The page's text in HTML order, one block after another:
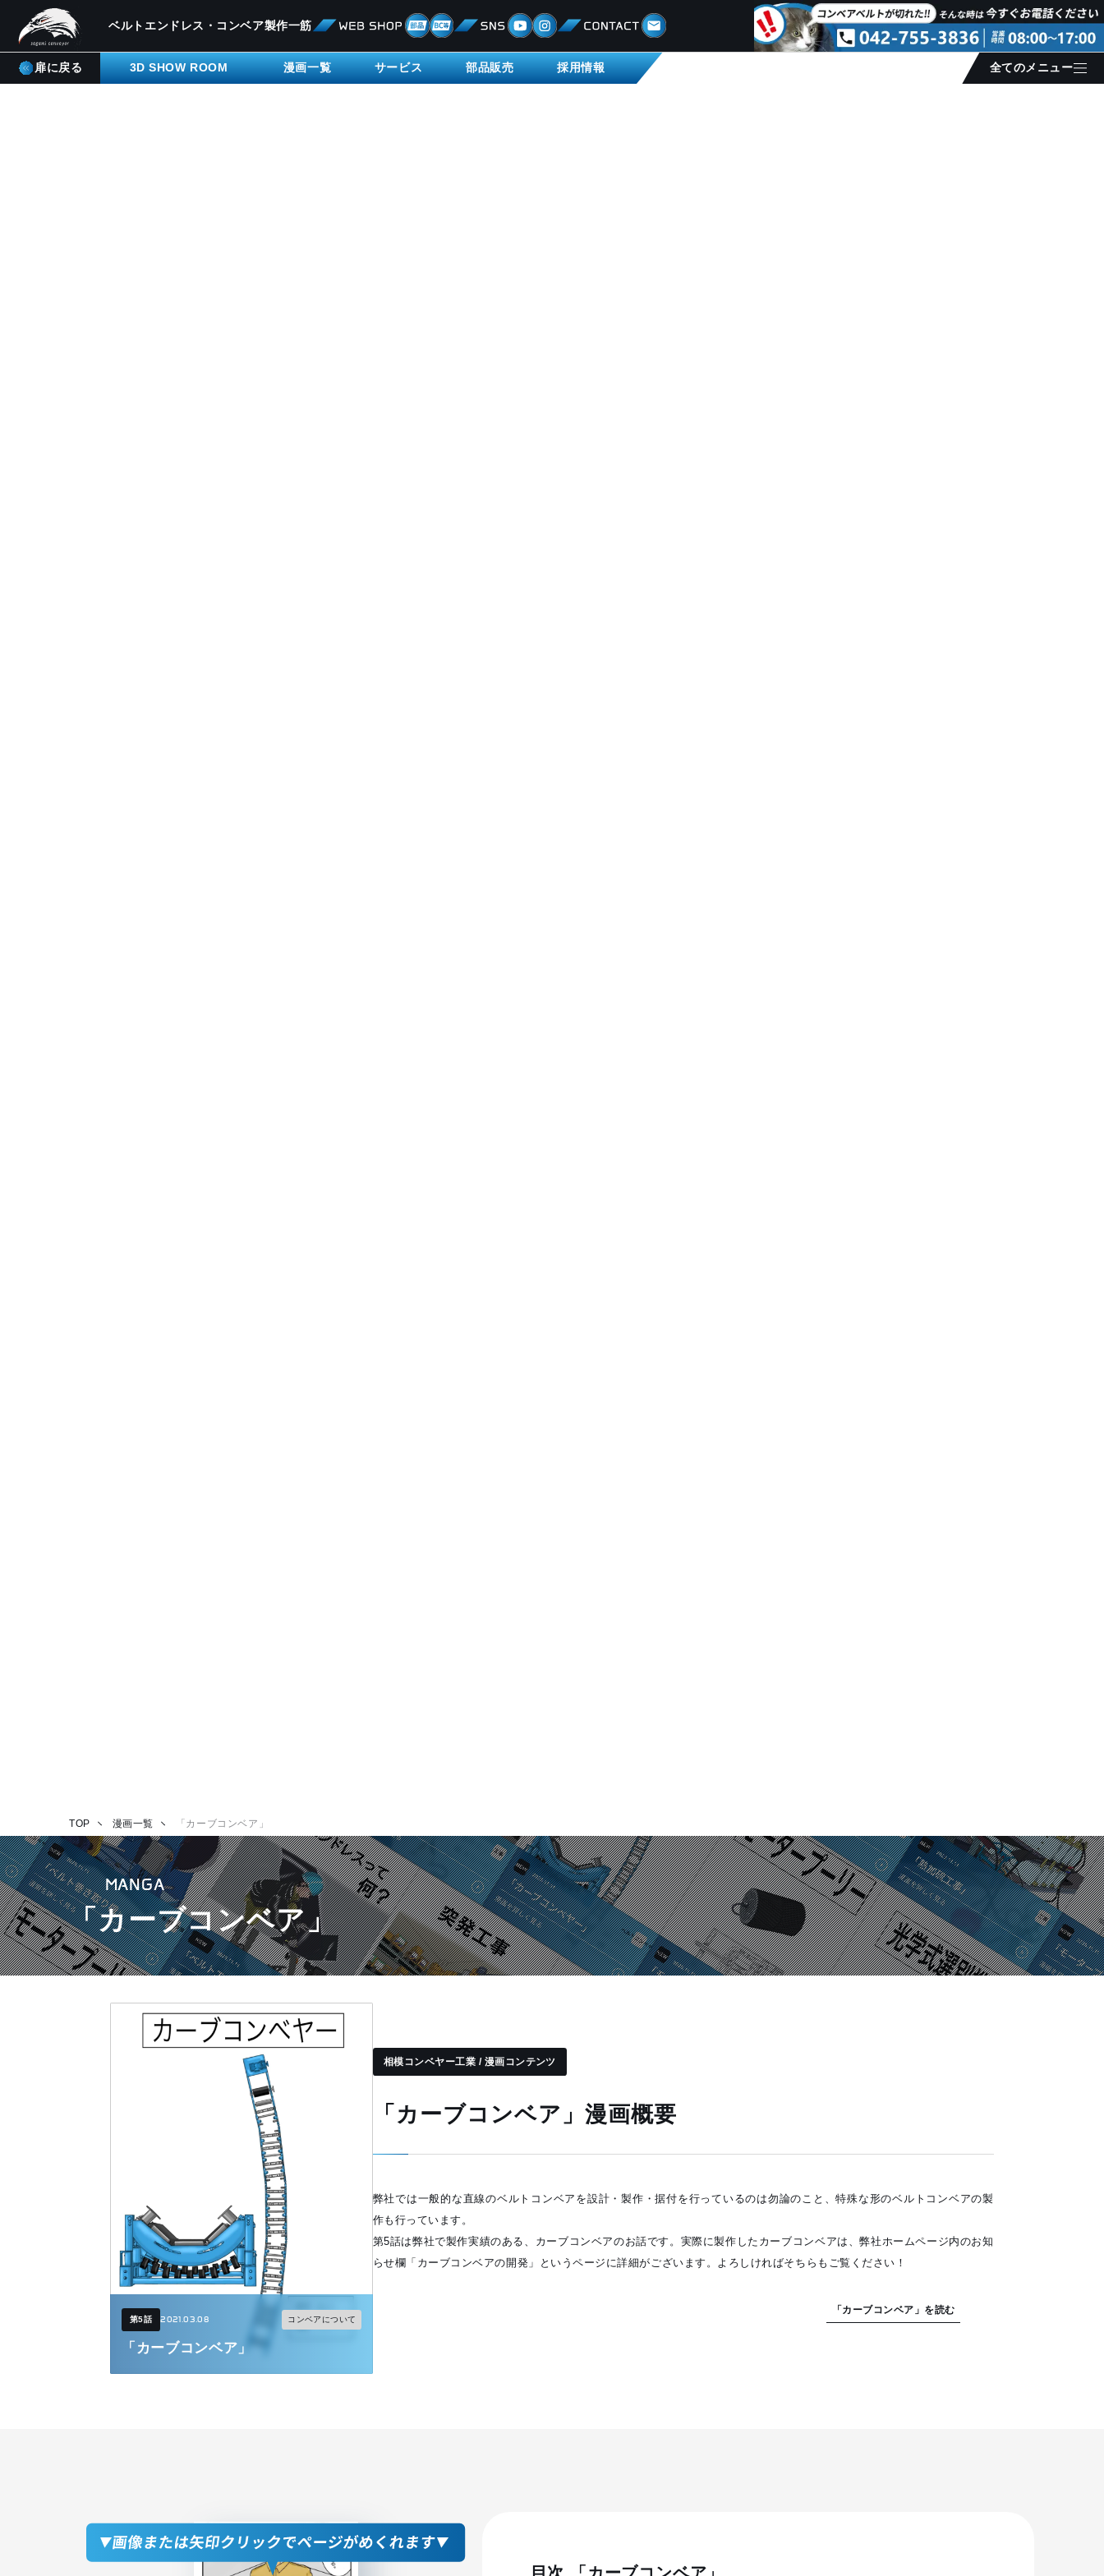
ベルトエンドレス・コンベア製作一筋
扉に戻る 3D SHOW ROOM 漫画一覧 サービス 部品販売 採用情報 全てのメニュー
TOP 漫画一覧 「カーブコンベア」
MANGA
「カーブコンベア」
第5話 2021.03.08 コンベアについて
「カーブコンベア」
相模コンベヤー工業 / 漫画コンテンツ
「カーブコンベア」漫画概要
弊社では一般的な直線のベルトコンベアを設計・製作・据付を行っているのは勿論のこと、特殊な形のベルトコンベアの製
作も行っています。
第5話は弊社で製作実績のある、カーブコンベアのお話です。実際に製作したカーブコンベアは、弊社ホームページ内のお知
らせ欄「カーブコンベアの開発」というページに詳細がございます。よろしければそちらもご覧ください！
「カーブコンベア」を読む